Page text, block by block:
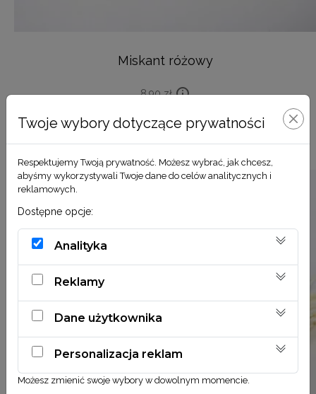
Miskant różowy
8,90zł
DODAJ DO KOSZYKA
Twoje wybory dotyczące prywatności
Respektujemy Twoją prywatność. Możesz wybrać, jak chcesz,
abyśmy wykorzystywali Twoje dane do celów analitycznych i
reklamowych.
Dostępne opcje:
Analityka
Reklamy
Dane użytkownika
Personalizacja reklam
Możesz zmienić swoje wybory w dowolnym momencie.